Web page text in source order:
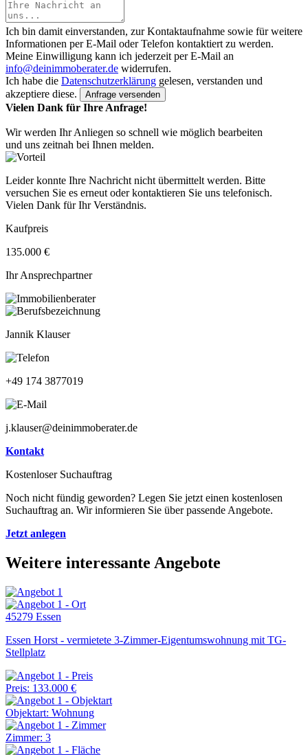
Ich bin damit einverstanden, zur Kontaktaufnahme sowie für weitere
Informationen per E-Mail oder Telefon kontaktiert zu werden.
Meine Einwilligung kann ich jederzeit per E-Mail an
info@deinimmoberater.de widerrufen.
Ich habe die Datenschutzerklärung gelesen, verstanden und
akzeptiere diese.
Vielen Dank für Ihre Anfrage!
Wir werden Ihr Anliegen so schnell wie möglich bearbeiten
und uns zeitnah bei Ihnen melden.
Leider konnte Ihre Nachricht nicht übermittelt werden. Bitte
versuchen Sie es erneut oder kontaktieren Sie uns telefonisch.
Vielen Dank für Ihr Verständnis.
Kaufpreis
135.000 €
Ihr Ansprechpartner
Jannik Klauser
+49 174 3877019
j.klauser@deinimmoberater.de
Kontakt
Kostenloser Suchauftrag
Noch nicht fündig geworden? Legen Sie jetzt einen kostenlosen
Suchauftrag an. Wir informieren Sie über passende Angebote.
Jetzt anlegen
Weitere interessante Angebote
45279 Essen
Essen Horst - vermietete 3-Zimmer-Eigentumswohnung mit TG-
Stellplatz
Preis: 133.000 €
Objektart: Wohnung
Zimmer: 3